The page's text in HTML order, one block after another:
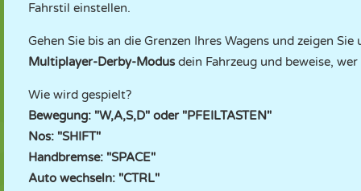
Fahrstil einstellen.
Gehen Sie bis an die Grenzen Ihres Wagens und zeigen
Multiplayer-Derby-Modusdein Fahrzeug und beweise,
Wie wird gespielt?
Bewegung: "W,A,S,D" oder "PFEILTASTEN"
Nos: "SHIFT"
Handbremse: "SPACE"
Auto wechseln: "CTRL"